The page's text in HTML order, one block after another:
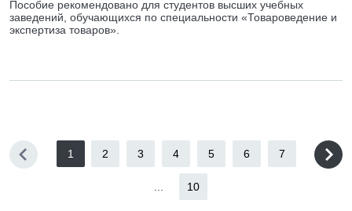
Пособие рекомендовано для студентов высших учебных
заведений, обучающихся по специальности «Товароведение и
экспертиза товаров».
1 2 3 4 5 6 7
10